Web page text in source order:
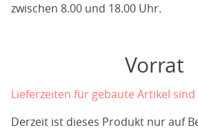
zwischen 8.00 und 18.00 Uhr.
Vorrat
Lieferzeiten für gebaute Artikel sind
Derzeit ist dieses Produkt nur auf